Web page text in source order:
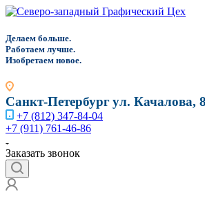
Делаем больше.
Работаем лучше.
Изобретаем новое.
Санкт-Петербургул. Качалова,
+7 (812) 347-84-04
+7 (911) 761-46-86
Заказать звонок